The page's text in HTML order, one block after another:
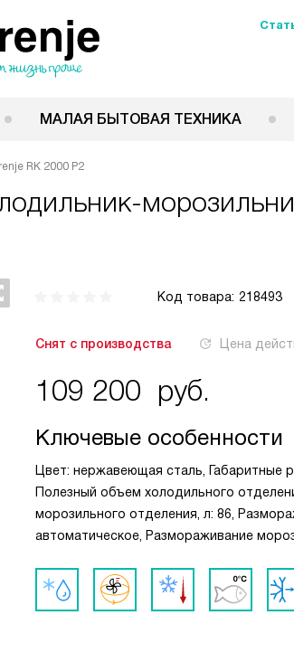
МАЛАЯ БЫТОВАЯ ТЕХНИКА
RK 2000 P2
Код товара: 218493
Снят с производства Цена
109 200 руб.
Ключевые особенности
Цвет: нержавеющая сталь, Габаритные
Полезный объем холодильного
морозильного отделения, л: 86,
автоматическое, Размораживание